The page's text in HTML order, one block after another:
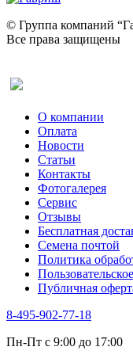
Ревень
Рукола
Рута
Тмин
Трава для
Туласи
Укроп
Фенхель
Цикорий
Цикорий
Черемша
Шпинат
Щавель
Эндивий
Эстрагон
Алтей
Бессмертник
© Группа компаний
Все права защищены
О компании
Оплата
Новости
Статьи
Контакты
Фотогалерея​
Сервис
Отзывы
Бесплатная
Семена почтой
Политика
Публичная
8-495-902-77-18
Пн-Пт с 9:00 до 17:00